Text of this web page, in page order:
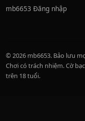
mb6653 Đăng nhập
© 2026 mb6653. Bảo lưu
Chơi có trách nhiệm. Cờ
trên 18 tuổi.